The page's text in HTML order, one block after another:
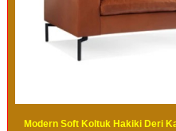
Modern Soft Koltuk Hakiki Deri